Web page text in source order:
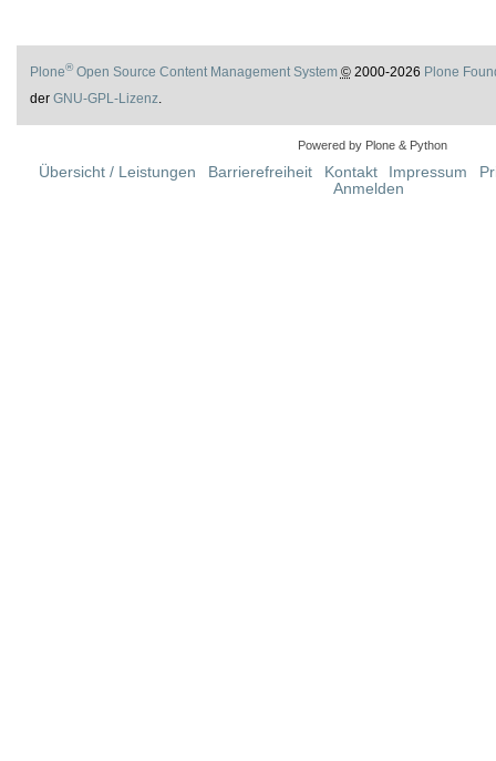
Plone®Open Source Content Management System ©2000-2026 Plone
der GNU-GPL-Lizenz.
Powered by Plone & Python
Übersicht / Leistungen Barrierefreiheit Kontakt Impressum
Anmelden